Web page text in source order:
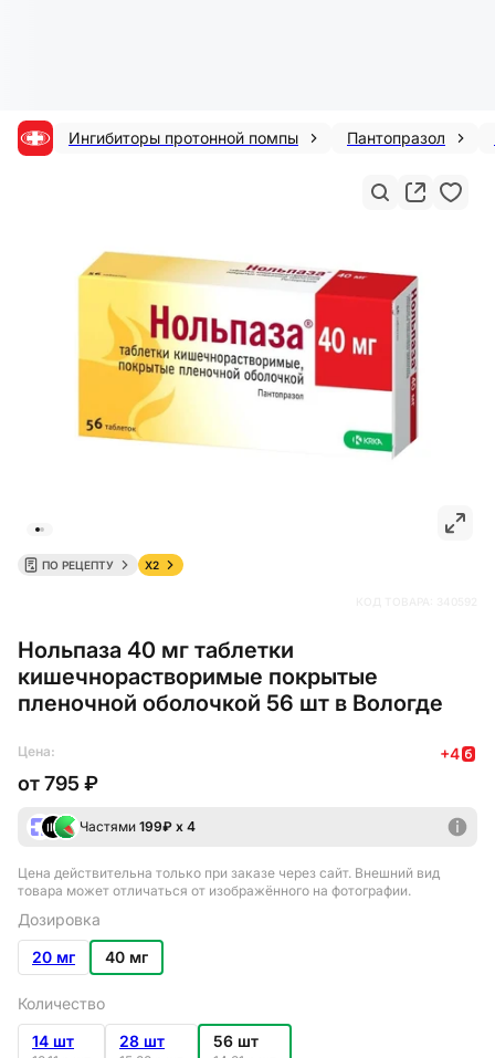
Ингибиторы протонной помпы Пантопразол
Нольпаза 40 мг таблетки
кишечнорастворимые покрытые
пленочной оболочкой 56 шт в Вологде
ПО РЕЦЕПТУ X2
Цена: +4
от795 ₽
Частями 199₽ х 4
Цена действительна только при заказе через сайт. Внешний вид
товара может отличаться от изображённого на фотографии.
Дозировка
20 мг
40 мг
Количество
14 шт
28 шт 56 шт